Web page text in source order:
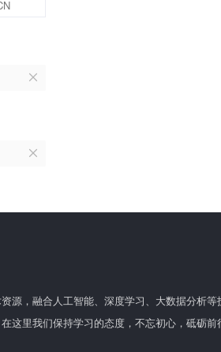
资源，融合人工智能、深度学习、大数据分析
在这里我们保持学习的态度，不忘初心，砥砺前